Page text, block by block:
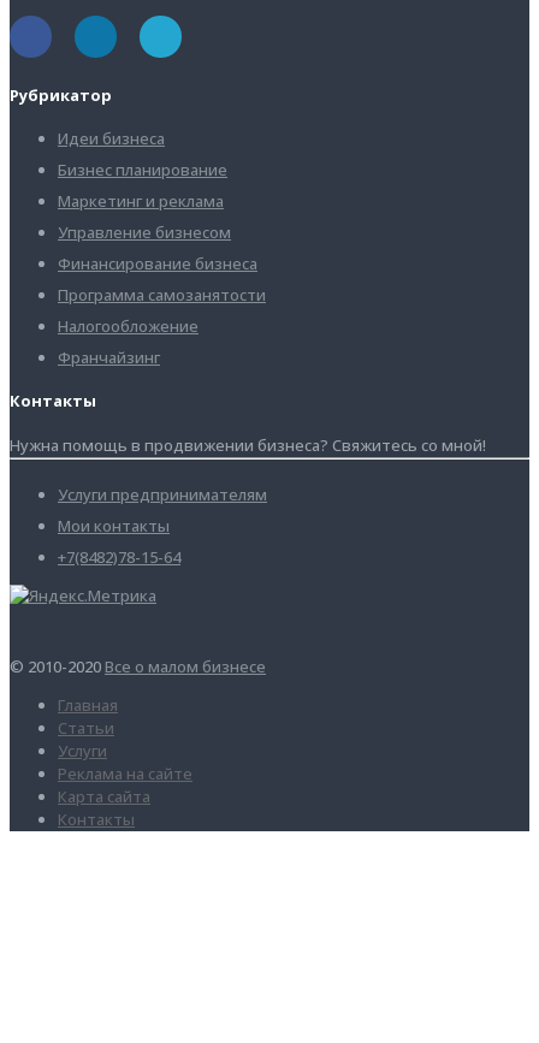
Рубрикатор
Идеи бизнеса
Бизнес планирование
Маркетинг и реклама
Управление бизнесом
Финансирование бизнеса
Программа самозанятости
Налогообложение
Франчайзинг
Контакты
Нужна помощь в продвижении бизнеса? Свяжитесь со мной!
Услуги предпринимателям
Мои контакты
+7(8482)78-15-64
© 2010-2020 Все о малом бизнесе
Главная
Статьи
Услуги
Реклама на сайте
Карта сайта
Контакты